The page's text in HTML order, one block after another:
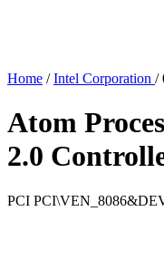
Home / Intel Corporation /
Atom
2.0
PCI